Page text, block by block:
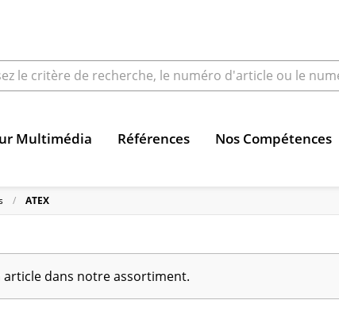
Multimédia Références Nos Compétences
ATEX
dans notre assortiment.